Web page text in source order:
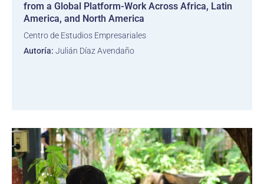
from a Global Platform-Work Across Africa, Latin
America, and North America
Centro de Estudios Empresariales
Autoría: Julián Díaz Avendaño